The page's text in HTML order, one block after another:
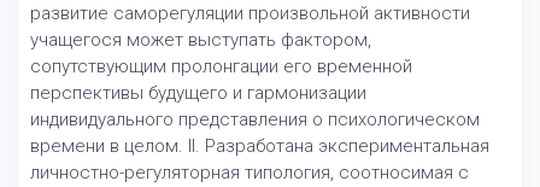
развитие саморегуляции произвольной активности
учащегося может выступать фактором,
сопутствующим пролонгации его временной
перспективы будущего и гармонизации
индивидуального представления о психологическом
времени в целом. II. Разработана экспериментальная
личностно-регуляторная типология, соотносимая с